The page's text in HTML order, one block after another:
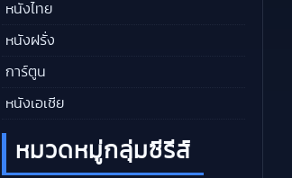
หนังไทย
หนังฝรั่ง
การ์ตูน
หนังเอเชีย
หมวดหมู่กลุ่มซีรีส์